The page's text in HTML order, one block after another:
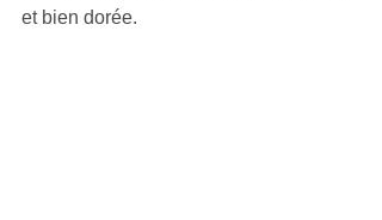
et bien dorée.